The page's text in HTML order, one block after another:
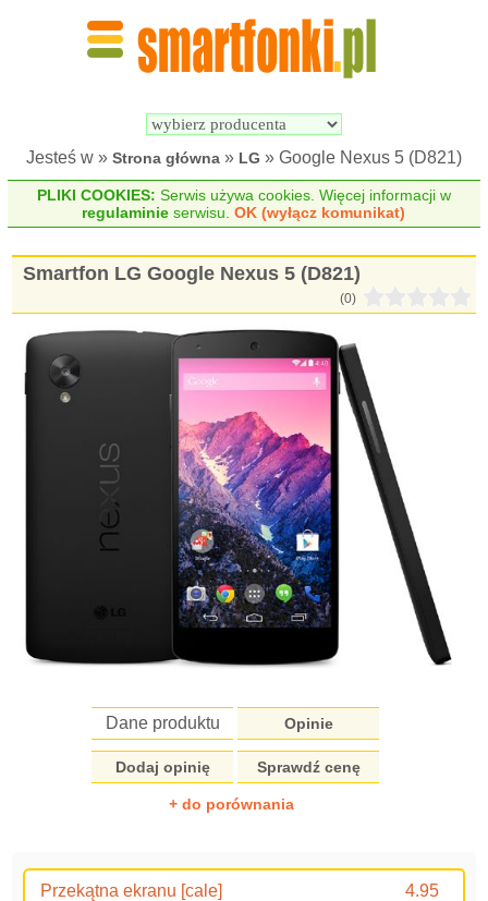
Jesteś w » Strona główna » LG » Google Nexus 5 (D821)
PLIKI COOKIES: Serwis używa cookies. Więcej informacji w
regulaminie serwisu.OK (wyłącz komunikat)
Smartfon LG Google Nexus 5 (D821)
(0)
Dane produktu Opinie
Dodaj opinię Sprawdź cenę
+ do porównania
Przekątna ekranu [cale]
4.95